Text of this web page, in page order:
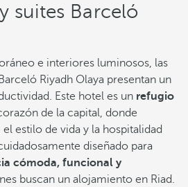
suites Barceló
e interiores luminosos, las
Riyadh Olaya presentan un
Este hotel es un refugio
de la capital, donde
estilo de vida y la hospitalidad
diseñado para
cómoda, funcional y
buscan un alojamiento en Riad.